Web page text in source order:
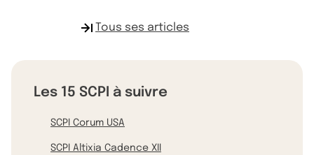
Tous ses articles
Les 15 SCPI à suivre
SCPI Corum USA
SCPI Altixia Cadence XII